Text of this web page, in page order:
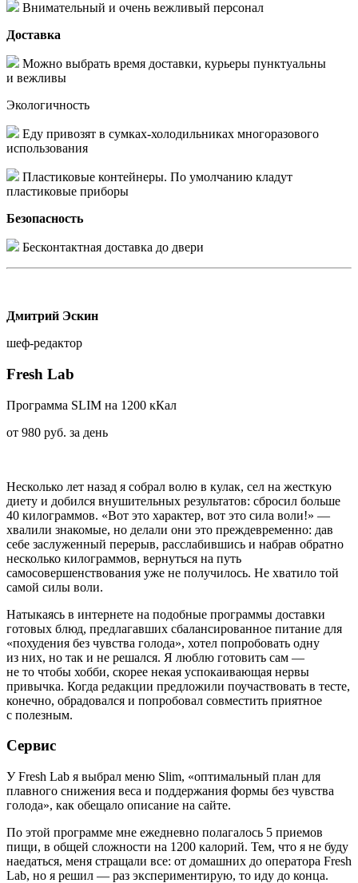
Внимательный и очень вежливый персонал
Доставка
Можно выбрать время доставки, курьеры пунктуальны
и вежливы
Экологичность
Еду привозят в сумках-холодильниках многоразового
использования
Пластиковые контейнеры. По умолчанию кладут
пластиковые приборы
Безопасность
Бесконтактная доставка до двери
Дмитрий Эскин
шеф-редактор
Fresh Lab
Программа SLIM на 1200 кКал
от 980 руб. за день
Несколько лет назад я собрал волю в кулак, сел на жесткую
диету и добился внушительных результатов: сбросил больше
40 килограммов. «Вот это характер, вот это сила воли!» —
хвалили знакомые, но делали они это преждевременно: дав
себе заслуженный перерыв, расслабившись и набрав обратно
несколько килограммов, вернуться на путь
самосовершенствования уже не получилось. Не хватило той
самой силы воли.
Натыкаясь в интернете на подобные программы доставки
готовых блюд, предлагавших сбалансированное питание для
«похудения без чувства голода», хотел попробовать одну
из них, но так и не решался. Я люблю готовить сам —
не то чтобы хобби, скорее некая успокаивающая нервы
привычка. Когда редакции предложили поучаствовать в тесте,
конечно, обрадовался и попробовал совместить приятное
с полезным.
Сервис
У Fresh Lab я выбрал меню Slim, «оптимальный план для
плавного снижения веса и поддержания формы без чувства
голода», как обещало описание на сайте.
По этой программе мне ежедневно полагалось 5 приемов
пищи, в общей сложности на 1200 калорий. Тем, что я не буду
наедаться, меня стращали все: от домашних до оператора Fresh
Lab, но я решил — раз экспериментирую, то иду до конца.